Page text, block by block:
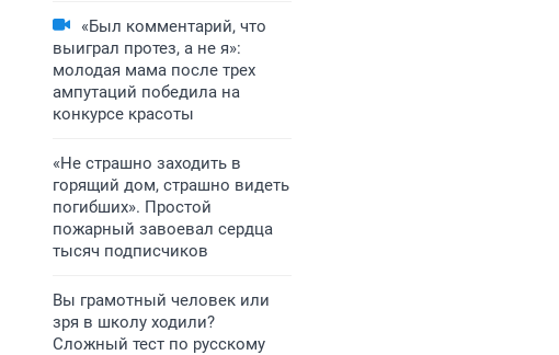
«Был комментарий, что
выиграл протез, а не я»:
молодая мама после трех
ампутаций победила на
конкурсе красоты
«Не страшно заходить в
горящий дом, страшно видеть
погибших». Простой
пожарный завоевал сердца
тысяч подписчиков
Вы грамотный человек или
зря в школу ходили?
Сложный тест по русскому